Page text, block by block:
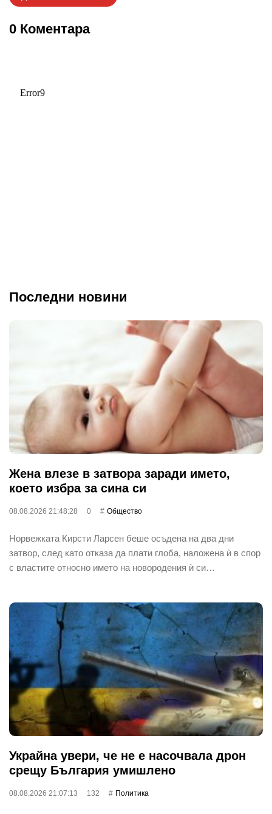
0 Коментара
Последни новини
Жена влезе в затвора заради името,
което избра за сина си
08.08.2026 21:48:28 0 Общество
Норвежката Кирсти Ларсен беше осъдена на два дни
затвор, след като отказа да плати глоба, наложена ѝ в спор
с властите относно името на новородения ѝ си…
Украйна увери, че не е насочвала дрон
срещу България умишлено
08.08.2026 21:07:13 132 Политика